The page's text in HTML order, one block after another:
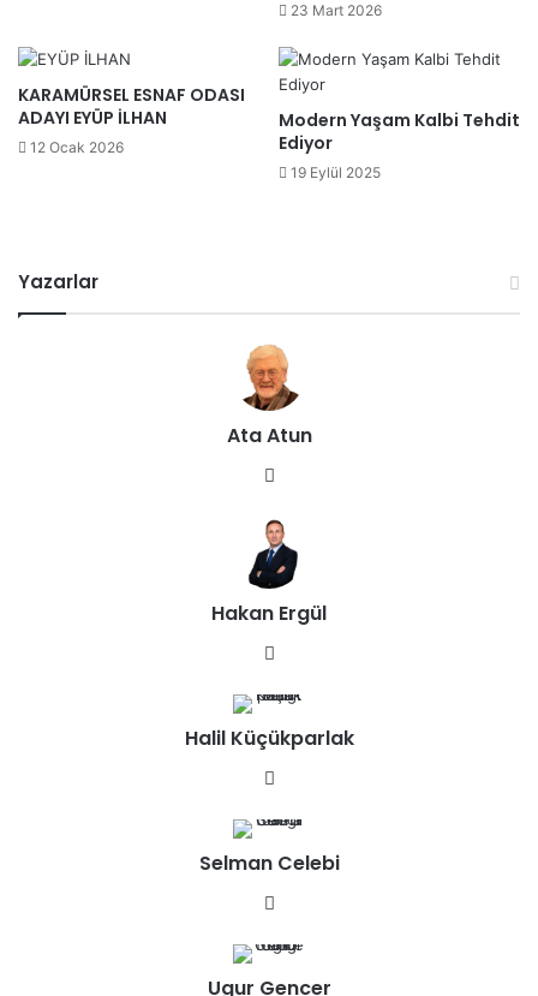
23 Mart 2026
KARAMÜRSEL ESNAF ODASI
ADAYI EYÜP İLHAN
12 Ocak 2026
Modern Yaşam Kalbi Tehdit
Ediyor
19 Eylül 2025
Yazarlar
Ata Atun
esi
Hakan Ergül
sit
esi
Halil Küçükparlak
sit
esi
Selman Celebi
sit
esi
Ugur Gencer